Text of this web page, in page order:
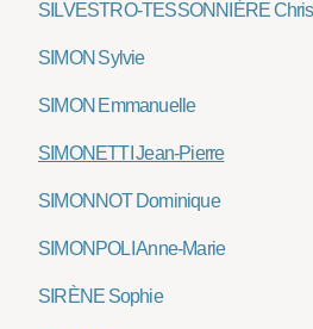
SILVESTRO-TESSONNIÈRE
SIMON Sylvie
SIMON Emmanuelle
SIMONETTI Jean-Pierre
SIMONNOT Dominique
SIMONPOLI Anne-Marie
SIRÈNE Sophie